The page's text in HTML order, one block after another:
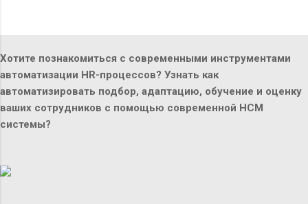
Хотите познакомиться с современными инструментами
автоматизации HR-процессов? Узнать как
автоматизировать подбор, адаптацию, обучение и оценку
ваших сотрудников с помощью современной HCM
системы?